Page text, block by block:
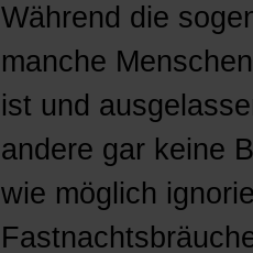
Während die
manche
ist und
andere gar keine
wie möglich